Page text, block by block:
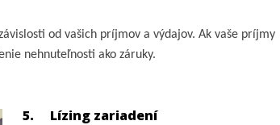
od vašich príjmov a výdajov. Ak vaše príjmy
nehnuteľnosti ako záruky.
5. Lízing zariadení